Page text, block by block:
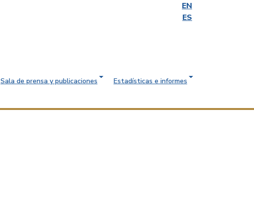
EN
ES
Sala de prensa y publicaciones
Estadísticas e informes